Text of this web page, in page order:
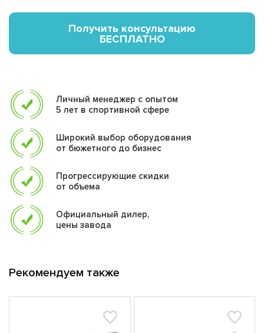
Получить консультацию
БЕСПЛАТНО
Личный менеджер с опытом
5 лет в спортивной сфере
Широкий выбор оборудования
от бюжетного до бизнес
Прогрессирующие скидки
от объема
Официальный дилер,
цены завода
Рекомендуем также